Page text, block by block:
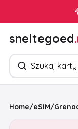
sneltegoed
Szukaj produktów
Home/eSIM/